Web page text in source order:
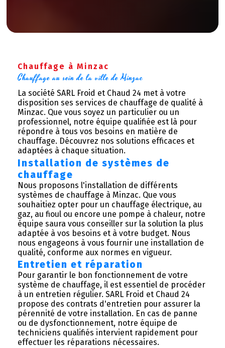
Chauffage à Minzac
Chauffage au sein de la ville de Minzac
La société SARL Froid et Chaud 24 met à votre
disposition ses services de chauffage de qualité à
Minzac. Que vous soyez un particulier ou un
professionnel, notre équipe qualifiée est là pour
répondre à tous vos besoins en matière de
chauffage. Découvrez nos solutions efficaces et
adaptées à chaque situation.
Installation de systèmes de
chauffage
Nous proposons l'installation de différents
systèmes de chauffage à Minzac. Que vous
souhaitiez opter pour un chauffage électrique, au
gaz, au fioul ou encore une pompe à chaleur, notre
équipe saura vous conseiller sur la solution la plus
adaptée à vos besoins et à votre budget. Nous
nous engageons à vous fournir une installation de
qualité, conforme aux normes en vigueur.
Entretien et réparation
Pour garantir le bon fonctionnement de votre
système de chauffage, il est essentiel de procéder
à un entretien régulier. SARL Froid et Chaud 24
propose des contrats d'entretien pour assurer la
pérennité de votre installation. En cas de panne
ou de dysfonctionnement, notre équipe de
techniciens qualifiés intervient rapidement pour
effectuer les réparations nécessaires.